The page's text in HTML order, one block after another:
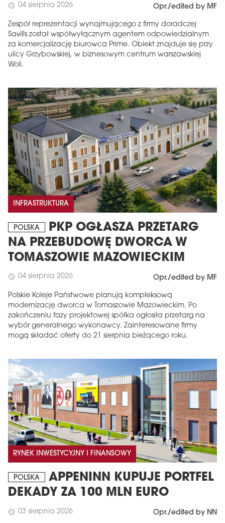
schedule 04 sierpnia 2026 Opr./edited by MF
Zespół reprezentacji wynajmującego z firmy doradczej
Savills został współwyłącznym agentem odpowiedzialnym
za komercjalizację biurowca Prime. Obiekt znajduje się przy
ulicy Grzybowskiej, w biznesowym centrum warszawskiej
Woli.
INFRASTRUKTURA
POLSKA
PKP OGŁASZA PRZETARG
NA PRZEBUDOWĘ DWORCA W
TOMASZOWIE MAZOWIECKIM
schedule 04 sierpnia 2026 Opr./edited by MF
Polskie Koleje Państwowe planują kompleksową
modernizację dworca w Tomaszowie Mazowieckim. Po
zakończeniu fazy projektowej spółka ogłosiła przetarg na
wybór generalnego wykonawcy. Zainteresowane firmy
mogą składać oferty do 21 sierpnia bieżącego roku.
RYNEK INWESTYCYJNY I FINANSOWY
POLSKA
APPENINN KUPUJE PORTFEL
DEKADY ZA 100 MLN EURO
schedule 03 sierpnia 2026 Opr./edited by NN